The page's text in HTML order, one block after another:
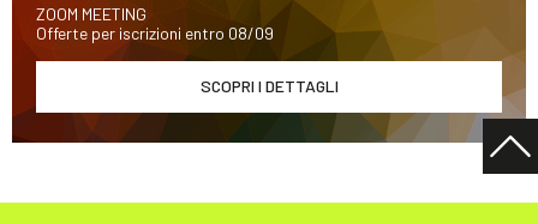
ZOOM MEETING
Offerte per iscrizioni entro 08/09
SCOPRI I DETTAGLI